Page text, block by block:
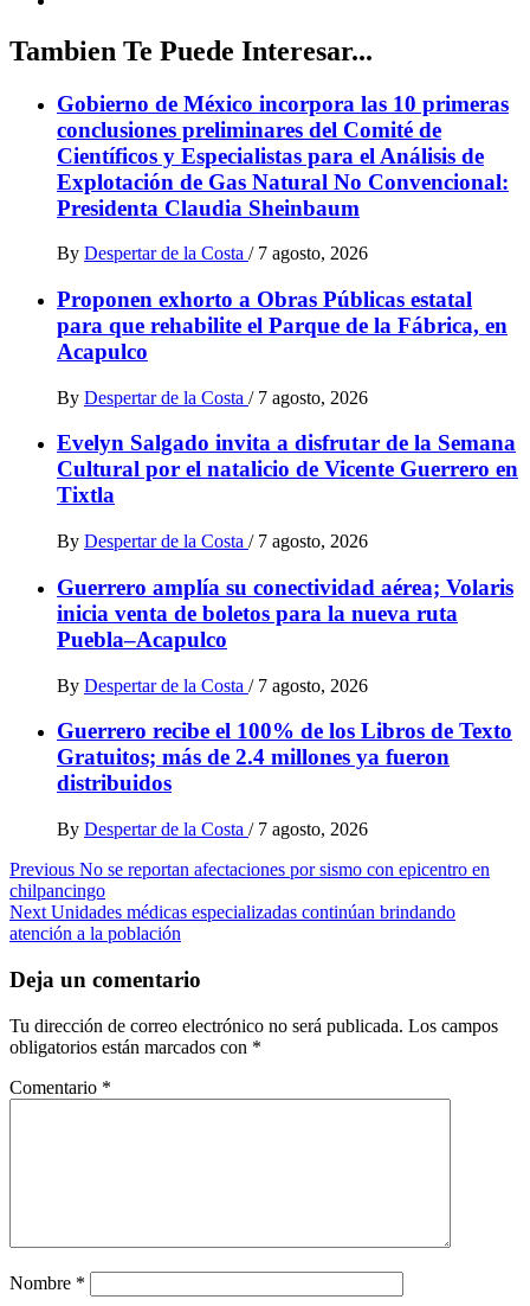
Tambien Te Puede Interesar...
Gobierno de México incorpora las 10 primeras
conclusiones preliminares del Comité de
Científicos y Especialistas para el Análisis de
Explotación de Gas Natural No Convencional:
Presidenta Claudia Sheinbaum
By Despertar de la Costa / 7 agosto, 2026
Proponen exhorto a Obras Públicas estatal
para que rehabilite el Parque de la Fábrica, en
Acapulco
By Despertar de la Costa / 7 agosto, 2026
Evelyn Salgado invita a disfrutar de la Semana
Cultural por el natalicio de Vicente Guerrero en
Tixtla
By Despertar de la Costa / 7 agosto, 2026
Guerrero amplía su conectividad aérea; Volaris
inicia venta de boletos para la nueva ruta
Puebla–Acapulco
By Despertar de la Costa / 7 agosto, 2026
Guerrero recibe el 100% de los Libros de Texto
Gratuitos; más de 2.4 millones ya fueron
distribuidos
By Despertar de la Costa / 7 agosto, 2026
Post
navigation
Previous No se reportan afectaciones por sismo con epicentro en
chilpancingo
Next Unidades médicas especializadas continúan brindando
atención a la población
Deja un comentario
Tu dirección de correo electrónico no será publicada. Los campos
obligatorios están marcados con *
Comentario *
Nombre *